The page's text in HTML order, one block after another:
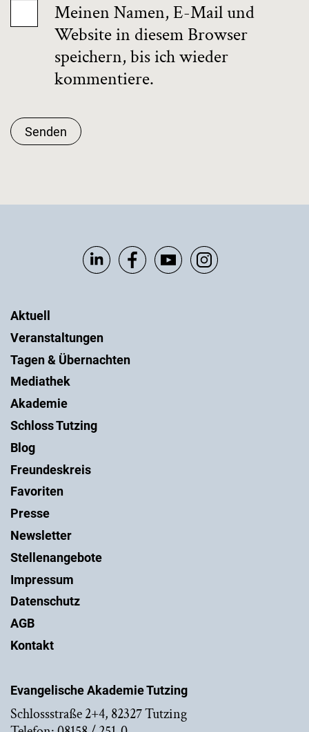
Meinen Namen, E-Mail und
Website in diesem Browser
speichern, bis ich wieder
kommentiere.
Senden
Evangelische Akademie Tutzing
Schlossstraße 2+4, 82327 Tutzing
Aktuell
Veranstaltungen
Tagen & Übernachten
Mediathek
Akademie
Schloss Tutzing
Blog
Freundeskreis
Favoriten
Presse
Newsletter
Stellenangebote
Impressum
Datenschutz
AGB
Kontakt